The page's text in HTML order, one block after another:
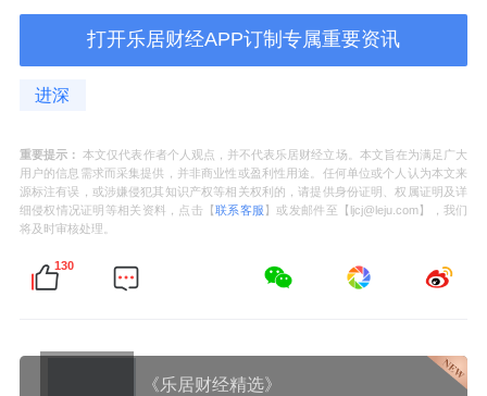
与周边的二手小区一比，大有“鹤立鸡群”之
感。
早在去年10月，项目主体结构就已封顶。
然而，英广集团似乎并不着急卖，而是等了半
因为它在观望。
打开乐居财经APP订制专属重要资讯
进深
重要提示： 本文仅代表作者个人观点，并不代表乐居财经立场。本文旨在为满足广大
用户的信息需求而采集提供，并非商业性或盈利性用途。任何单位或个人认为本文来
源标注有误，或涉嫌侵犯其知识产权等相关权利的，请提供身份证明、权属证明及详
细侵权情况证明等相关资料，点击【联系客服 】或发邮件至【ljcj@leju.com】，我们
将及时审核处理。
130
《乐居财经精选》